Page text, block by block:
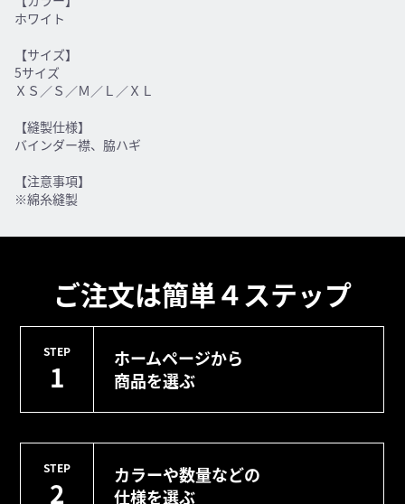
ホワイト
【サイズ】
5サイズ
ＸＳ／Ｓ／Ｍ／Ｌ／ＸＬ
【縫製仕様】
バインダー襟、脇ハギ
【注意事項】
※綿糸縫製
ご注文は簡単４ステップ
STEP
1
ホームページから
商品を選ぶ
STEP
2
カラーや数量などの
仕様を選ぶ